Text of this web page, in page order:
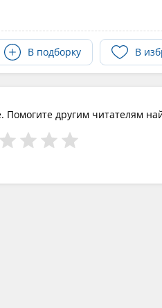
В подборку В
Помогите другим читателям